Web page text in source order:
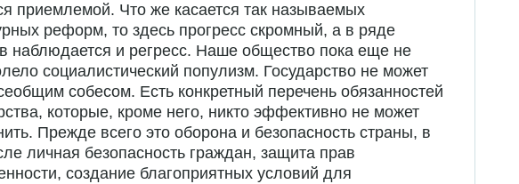
приемлемой. Что же касается так называемых
реформ, то здесь прогресс скромный, а в ряде
наблюдается и регресс. Наше общество пока еще не
социалистический популизм. Государство не может
собесом. Есть конкретный перечень обязанностей
которые, кроме него, никто эффективно не может
Прежде всего это оборона и безопасность страны, в
личная безопасность граждан, защита прав
создание благоприятных условий для